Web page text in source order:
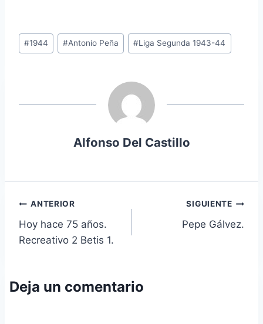
Etiquetas
de
#1944 #Antonio Peña #Liga Segunda 1943-44
Alfonso Del Castillo
Navegación
de
ANTERIOR
Hoy hace 75 años.
Recreativo 2 Betis 1.
SIGUIENTE
Pepe Gálvez.
Deja un comentario